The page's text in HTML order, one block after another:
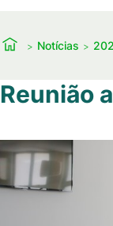
Notícias
Reunião